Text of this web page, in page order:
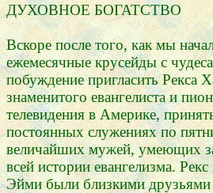
ДУХОВНОЕ БОГАТСТВО
Вскоре после того, как мы
ежемесячные крусейды с
побуждение пригласить Рекса
знаменитого евангелиста и
телевидения в Америке,
постоянных служениях по
величайших мужей, умеющих
всей истории евангелизма.
Эйми были близкими